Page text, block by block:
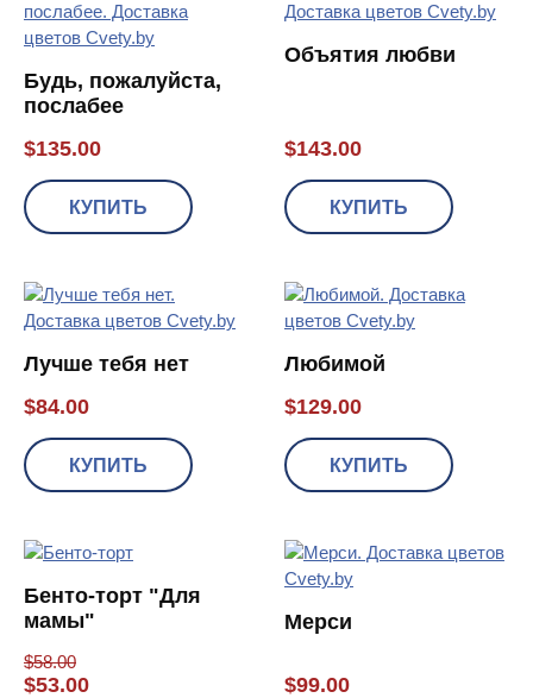
Будь, пожалуйста,
послабее
$135.00
КУПИТЬ
Объятия любви
$143.00
КУПИТЬ
Лучше тебя нет
$84.00
КУПИТЬ
Любимой
$129.00
КУПИТЬ
Бенто-торт "Для
мамы"
$58.00
$53.00
Мерси
$99.00